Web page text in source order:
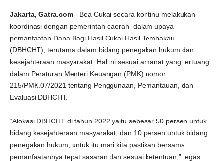
Jakarta, Gatra.com - Bea Cukai secara kontinu melakukan
koordinasi dengan pemerintah daerah dalam upaya
pemanfaatan Dana Bagi Hasil Cukai Hasil Tembakau
(DBHCHT), terutama dalam bidang penegakan hukum dan
kesejahteraan masyarakat. Hal ini sesuai amanat yang tertuang
dalam Peraturan Menteri Keuangan (PMK) nomor
215/PMK.07/2021 tentang Penggunaan, Pemantauan, dan
Evaluasi DBHCHT.
“Alokasi DBHCHT di tahun 2022 yaitu sebesar 50 persen untuk
bidang kesejahteraan masyarakat, dan 10 persen untuk bidang
penegakan hukum, untuk itu mari kita pastikan bersama
pemanfaatannya tepat sasaran dan sesuai ketentuan,” tegas